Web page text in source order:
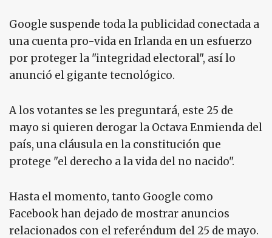
Google suspende toda la publicidad conectada a
una cuenta pro-vida en Irlanda en un esfuerzo
por proteger la "integridad electoral", así lo
anunció el gigante tecnológico.
A los votantes se les preguntará, este 25 de
mayo si quieren derogar la Octava Enmienda del
país, una cláusula en la constitución que
protege "el derecho a la vida del no nacido".
Hasta el momento, tanto Google como
Facebook han dejado de mostrar anuncios
relacionados con el referéndum del 25 de mayo.